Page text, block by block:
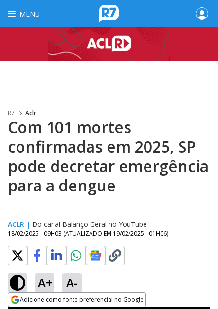
MENU
R7 Aclr
Com 101 mortes
confirmadas em 2025, SP
pode decretar emergência
para a dengue
ACLR | Do canal Balanço Geral no YouTube
18/02/2025 - 09H03 (ATUALIZADO EM 19/02/2025 - 01H06)
A+ A-
Adicione como fonte preferencial no Google